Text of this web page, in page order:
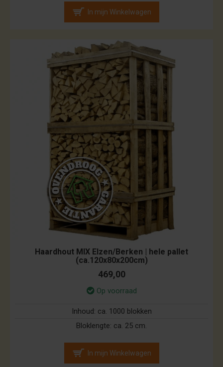
In mijn Winkelwagen
Haardhout MIX Elzen/Berken | hele pallet
(ca.120x80x200cm)
469,00
Op voorraad
Inhoud: ca. 1000 blokken
Bloklengte: ca. 25 cm.
In mijn Winkelwagen